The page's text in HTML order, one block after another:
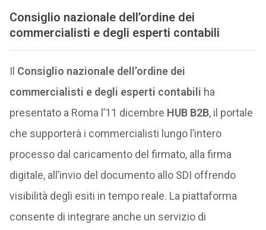
Consiglio nazionale dell’ordine dei
commercialisti e degli esperti contabili
Il Consiglio nazionale dell’ordine dei
commercialisti e degli esperti contabili ha
presentato a Roma l’11 dicembre HUB B2B, il portale
che supporterà i commercialisti lungo l’intero
processo dal caricamento del firmato, alla firma
digitale, all’invio del documento allo SDI offrendo
visibilità degli esiti in tempo reale. La piattaforma
consente di integrare anche un servizio di